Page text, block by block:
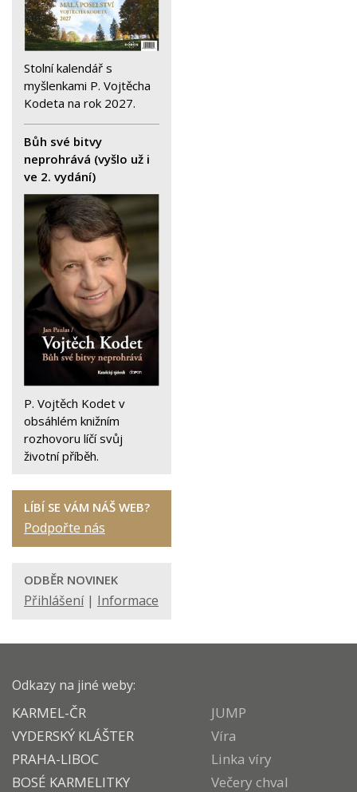
Stolní kalendář s
myšlenkami P. Vojtěcha
Kodeta na rok 2027.
Bůh své bitvy
neprohrává (vyšlo už i
ve 2. vydání)
P. Vojtěch Kodet v
obsáhlém knižním
rozhovoru líčí svůj
životní příběh.
LÍBÍ SE VÁM NÁŠ WEB?
Podpořte nás
ODBĚR NOVINEK
Přihlášení| Informace
Odkazy na jiné weby:
KARMEL-ČR
VYDERSKÝ KLÁŠTER
PRAHA-LIBOC
BOSÉ KARMELITKY
JUMP
Víra
Linka víry
Večery chval